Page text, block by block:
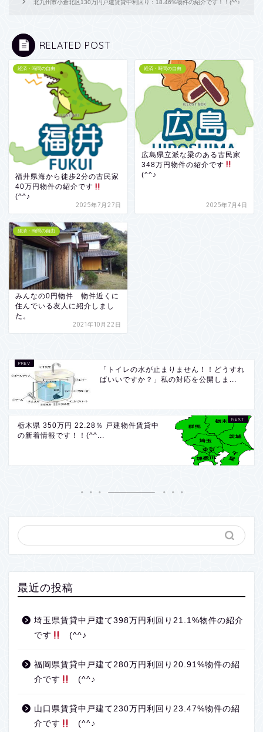
北九州市小倉北区130万円戸建賃貸中利回り：18.46%物件の紹介です！！(^^♪
RELATED POST
経済・時間の自由
福井県海から徒歩2分の古民家
40万円物件の紹介です
(^^♪
2025年7月27日
経済・時間の自由
広島県立派な梁のある古民家
348万円物件の紹介です
(^^♪
2025年7月4日
経済・時間の自由
みんなの0円物件 物件近くに
住んでいる友人に紹介しまし
た。
2021年10月22日
「トイレの水が止まりません！！どうすれ
ばいいですか？」私の対応を公開しま...
栃木県 350万円 22.28％ 戸建物件賃貸中
の新着情報です！！(^^...
最近の投稿
埼玉県賃貸中戸建て398万円利回り21.1%物件の紹介
です
(^^♪
福岡県賃貸中戸建て280万円利回り20.91%物件の紹
介です
(^^♪
山口県賃貸中戸建て230万円利回り23.47%物件の紹
介です
(^^♪